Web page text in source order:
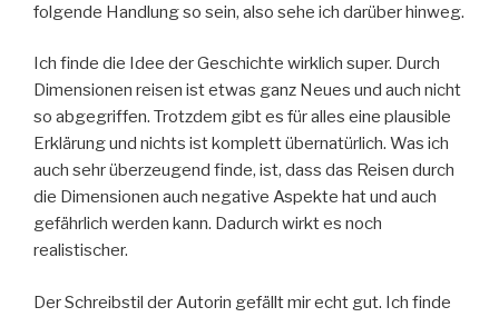
folgende Handlung so sein, also sehe ich darüber hinweg.
Ich finde die Idee der Geschichte wirklich super. Durch
Dimensionen reisen ist etwas ganz Neues und auch nicht
so abgegriffen. Trotzdem gibt es für alles eine plausible
Erklärung und nichts ist komplett übernatürlich. Was ich
auch sehr überzeugend finde, ist, dass das Reisen durch
die Dimensionen auch negative Aspekte hat und auch
gefährlich werden kann. Dadurch wirkt es noch
realistischer.
Der Schreibstil der Autorin gefällt mir echt gut. Ich finde